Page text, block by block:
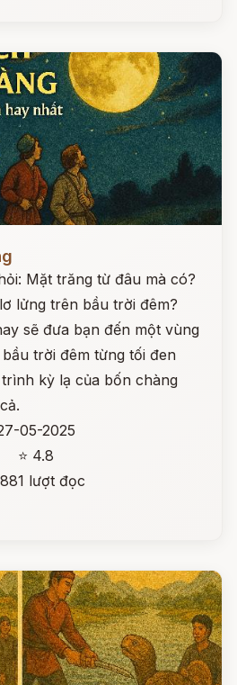
Mặt trăng từ đâu mà có?
lửng trên bầu trời đêm?
sẽ đưa bạn đến một vùng
trời đêm từng tối đen
kỳ lạ của bốn chàng
05-2025
⭐ 4.8
lượt đọc